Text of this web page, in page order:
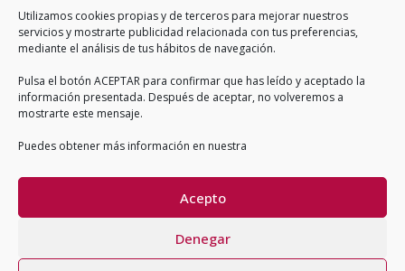
Utilizamos cookies propias y de terceros para mejorar nuestros
servicios y mostrarte publicidad relacionada con tus preferencias,
mediante el análisis de tus hábitos de navegación.
Pulsa el botón ACEPTAR para confirmar que has leído y aceptado la
información presentada. Después de aceptar, no volveremos a
mostrarte este mensaje.
Puedes obtener más información en nuestra
Acepto
Denegar
03370 Redován (Alicante – España)
Apto. Correos, 67
info@qs-adhesivos.es
CONDICIONES GENERALES DE VENTA